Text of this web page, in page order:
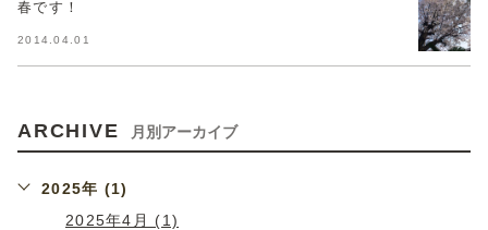
春です！
2014.04.01
ARCHIVE 月別アーカイブ
2025年 (1)
2025年4月 (1)